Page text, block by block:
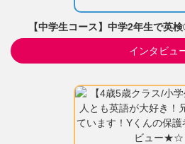
【中学生コース】中学2年生で英
インタビュ